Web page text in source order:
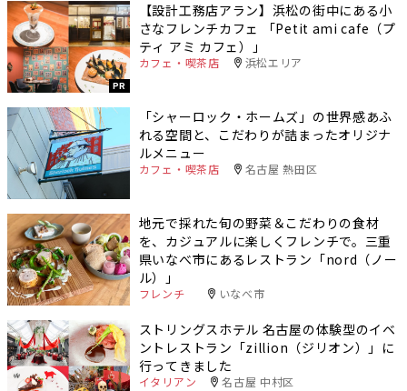
PR
【設計工務店アラン】浜松の街中にある小
さなフレンチカフェ 「Petit ami cafe（プ
ティ アミ カフェ）」
カフェ・喫茶店 浜松エリア
「シャーロック・ホームズ」の世界感あふ
れる空間と、こだわりが詰まったオリジナ
ルメニュー
カフェ・喫茶店 名古屋 熱田区
地元で採れた旬の野菜＆こだわりの食材
を、カジュアルに楽しくフレンチで。三重
県いなべ市にあるレストラン「nord（ノー
ル）」
フレンチ いなべ市
ストリングスホテル 名古屋の体験型のイベ
ントレストラン「zillion（ジリオン）」に
行ってきました
イタリアン 名古屋 中村区